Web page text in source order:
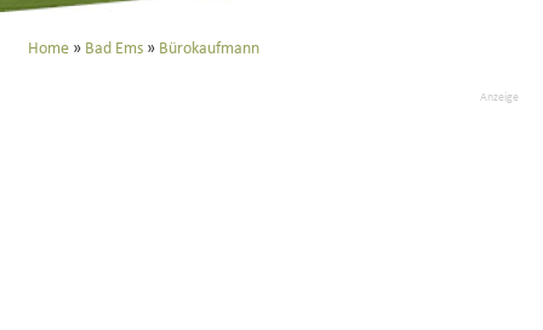
Home Bad Ems Bürokaufmann
Anzeige